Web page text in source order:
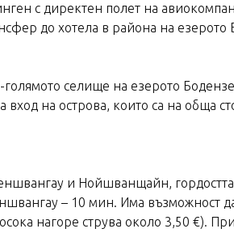
с директен полет на
до хотела в района на
селищe на езерото
вход на острова, които са на обща
и Нойшванщайн,
– 10 мин. Има възможност
нагоре струва около 3,50